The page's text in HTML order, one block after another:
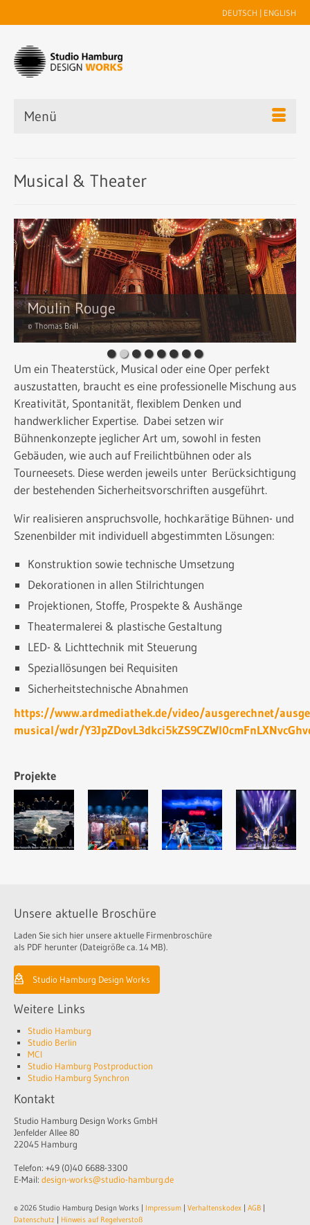
DEUTSCH | ENGLISH
Menü
Musical & Theater
Moulin Rouge
© Thomas Brill
Um ein Theaterstück, Musical oder eine Oper perfekt
auszustatten, braucht es eine professionelle Mischung aus
Kreativität, Spontanität, flexiblem Denken und
handwerklicher Expertise. Dabei setzen wir
Bühnenkonzepte jeglicher Art um, sowohl in festen
Gebäuden, wie auch auf Freilichtbühnen oder als
Tourneesets. Diese werden jeweils unter Berücksichtigung
der bestehenden Sicherheitsvorschriften ausgeführt.
Wir realisieren anspruchsvolle, hochkarätige Bühnen- und
Szenenbilder mit individuell abgestimmten Lösungen:
Konstruktion sowie technische Umsetzung
Dekorationen in allen Stilrichtungen
Projektionen, Stoffe, Prospekte & Aushänge
Theatermalerei & plastische Gestaltung
LED- & Lichttechnik mit Steuerung
Speziallösungen bei Requisiten
Sicherheitstechnische Abnahmen
https://www.ardmediathek.de/video/ausgerechnet/
musical/wdr/
Projekte
Unsere aktuelle Broschüre
Laden Sie sich hier unsere aktuelle Firmenbroschüre
als PDF herunter (Dateigröße ca. 14 MB).
Studio Hamburg Design Works
Weitere Links
Studio Hamburg
Studio Berlin
MCI
Studio Hamburg Postproduction
Studio Hamburg Synchron
Kontakt
Studio Hamburg Design Works GmbH
Jenfelder Allee 80
22045 Hamburg
Telefon: +49 (0)40 6688-3300
E-Mail: design-works@studio-hamburg.de
© 2026 Studio Hamburg Design Works | Impressum | Verhaltenskodex | AGB |
Datenschutz | Hinweis auf Regelverstoß